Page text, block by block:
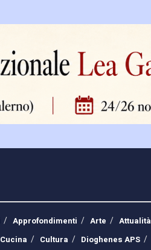
Approfondimenti Arte
Attualità
Cucina Cultura Dioghenes APS